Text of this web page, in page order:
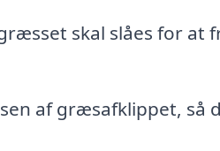
skal slåes for at
af græsafklippet, så